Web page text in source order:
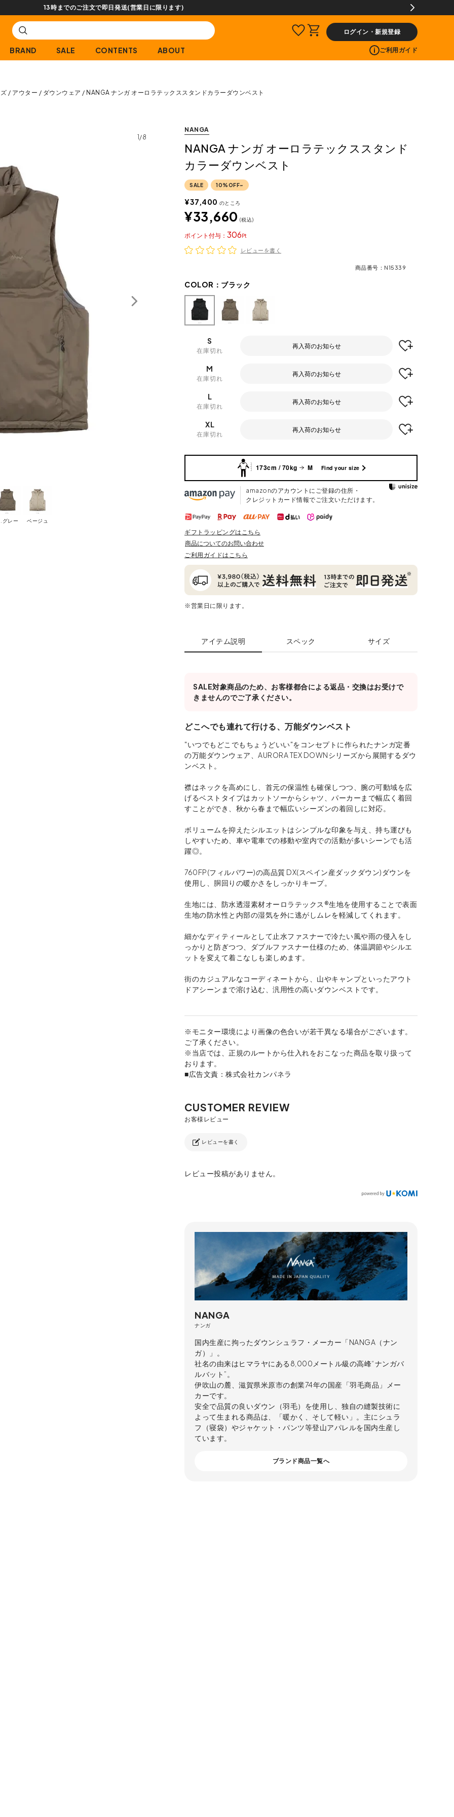
【会員限定】交換送料片道無料サービス
ログイン・新規登録
BRAND SALE CONTENTS ABOUT ご利用ガイド
アウター ダウンウェア NANGA ナンガ オーロラテックススタンドカラーダウンベスト
1/8
グレー ベージュ
NANGA
NANGA ナンガ オーロラテックススタンド
カラーダウンベスト
SALE 10%OFF~
¥37,400 のところ
¥33,660 税込
306
ポイント
レビューを書く
商品番号 N15339
COLOR： ブラック
S
在庫切れ
再入荷のお知らせ
M
在庫切れ
再入荷のお知らせ
L
在庫切れ
再入荷のお知らせ
XL
在庫切れ
再入荷のお知らせ
173cm / 70kg M Find your size
amazonのアカウントにご登録の住所・
クレジットカード情報でご注文いただけます。
ギフトラッピングはこちら
商品についてのお問い合わせ
ご利用ガイドはこちら
※営業日に限ります。
アイテム説明 スペック サイズ
SALE対象商品のため、お客様都合による返品・交換はお受けで
きませんのでご了承ください。
どこへでも連れて行ける、万能ダウンベスト
"いつでもどこでもちょうどいい"をコンセプトに作られたナンガ定番
の万能ダウンウェア、AURORA TEX DOWNシリーズから展開するダウ
ンベスト。
襟はネックを高めにし、首元の保温性も確保しつつ、腕の可動域を広
げるベストタイプはカットソーからシャツ、パーカーまで幅広く着回
すことができ、秋から春まで幅広いシーズンの着回しに対応。
ボリュームを抑えたシルエットはシンプルな印象を与え、持ち運びも
しやすいため、車や電車での移動や室内での活動が多いシーンでも活
躍◎。
760FP(フィルパワー)の高品質 DX(スペイン産ダックダウン)ダウンを
使用し、胴回りの暖かさをしっかりキープ。
生地には、防水透湿素材オーロラテックス®生地を使用することで表面
生地の防水性と内部の湿気を外に逃がしムレを軽減してくれます。
細かなディティールとして止水ファスナーで冷たい風や雨の侵入をし
っかりと防ぎつつ、ダブルファスナー仕様のため、体温調節やシルエ
ットを変えて着こなしも楽しめます。
街のカジュアルなコーディネートから、山やキャンプといったアウト
ドアシーンまで溶け込む、汎用性の高いダウンベストです。
※モニター環境により画像の色合いが若干異なる場合がございます。
ご了承ください。
※当店では、正規のルートから仕入れをおこなった商品を取り扱って
おります。
■広告文責：株式会社カンパネラ
レビューを書く
レビュー投稿がありません。
NANGA
ナンガ
国内生産に拘ったダウンシュラフ・メーカー「NANGA（ナン
ガ）」。
社名の由来はヒマラヤにある8,000メートル級の高峰“ナンガバ
ルバット”。
伊吹山の麓、滋賀県米原市の創業74年の国産「羽毛商品」メー
カーです。
安全で品質の良いダウン（羽毛）を使用し、独自の縫製技術に
よって生まれる商品は、「暖かく、そして軽い」。主にシュラ
フ（寝袋）やジャケット・パンツ等登山アパレルを国内生産し
ています。
ブランド商品一覧へ